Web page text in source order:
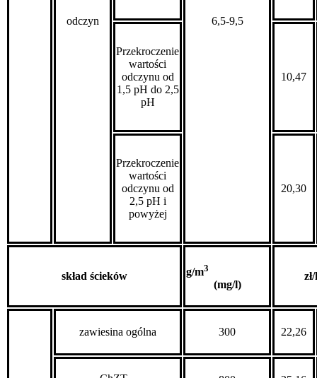
odczyn 6,5-9,5
Przekroczenie
wartości
odczynu od
1,5 pH do 2,5
pH
10,47
Przekroczenie
wartości
odczynu od
2,5 pH i
powyżej
20,30
skład ścieków g/m3
(mg/l)
zawiesina ogólna 300 22,26